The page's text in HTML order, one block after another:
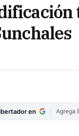
en Agrega